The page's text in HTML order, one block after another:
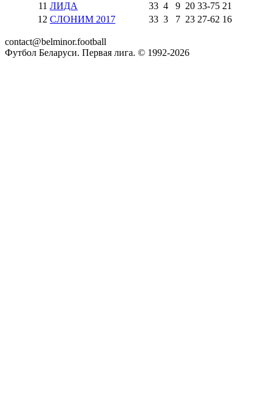
11 ЛИДА 33 4 9 20 33-75 21
12 СЛОНИМ 2017 33 3 7 23 27-62 16
contact@belminor.football
Футбол Беларуси. Первая лига. © 1992-2026